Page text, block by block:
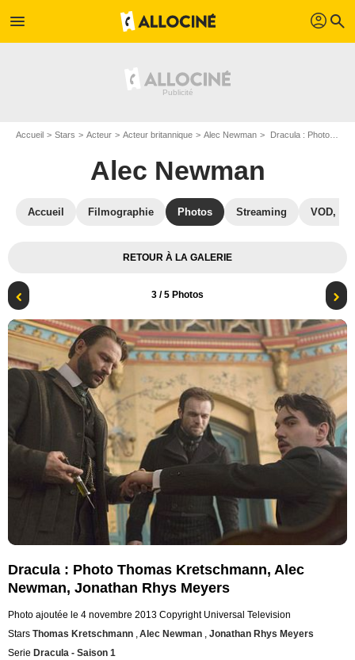
menu profil search
Accueil Stars Acteur Acteur britannique Alec Newman Dracula : Photo Thomas Kretschmann, Alec Newman, Jonathan Rhys Meyers
Alec Newman
Accueil Filmographie Photos Streaming VOD,
RETOUR À LA GALERIE
3 / 5 Photos
Dracula : Photo Thomas Kretschmann, Alec
Newman, Jonathan Rhys Meyers
Photo ajoutée le 4 novembre 2013 Copyright Universal Television
Stars Thomas Kretschmann ,Alec Newman , Jonathan Rhys Meyers
Serie Dracula - Saison 1